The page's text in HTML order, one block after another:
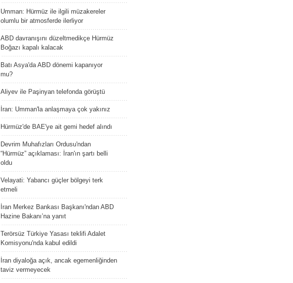
Umman: Hürmüz ile ilgili müzakereler
olumlu bir atmosferde ilerliyor
ABD davranışını düzeltmedikçe Hürmüz
Boğazı kapalı kalacak
Batı Asya'da ABD dönemi kapanıyor
mu?
Aliyev ile Paşinyan telefonda görüştü
İran: Umman'la anlaşmaya çok yakınız
Hürmüz'de BAE'ye ait gemi hedef alındı
Devrim Muhafızları Ordusu'ndan
“Hürmüz” açıklaması: İran'ın şartı belli
oldu
Velayati: Yabancı güçler bölgeyi terk
etmeli
İran Merkez Bankası Başkanı'ndan ABD
Hazine Bakanı’na yanıt
Terörsüz Türkiye Yasası teklifi Adalet
Komisyonu'nda kabul edildi
İran diyaloğa açık, ancak egemenliğinden
taviz vermeyecek